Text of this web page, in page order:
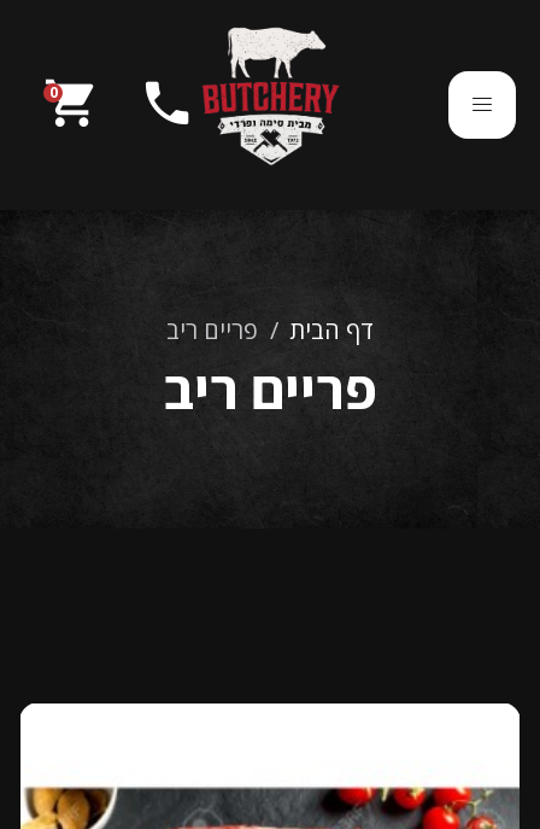
054-7850290
phone
0
shopping_cart
דף הבית / פריים ריב
פריים ריב